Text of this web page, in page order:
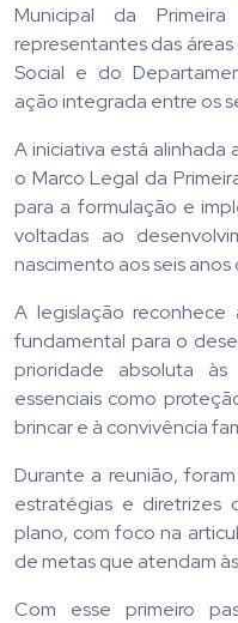
Municipal da
representantes das
Social e do
ação integrada entre os
A iniciativa está alinhada
o Marco Legal da
para a formulação e
voltadas ao
nascimento aos seis anos
A legislação
fundamental para o
prioridade absoluta às
essenciais como
brincar e à convivência
Durante a reunião,
estratégias e diretrizes
plano, com foco na
de metas que atendam
Com esse primeiro